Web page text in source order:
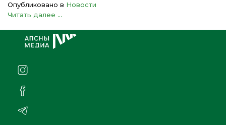
Опубликовано в Новости
Читать далее ...